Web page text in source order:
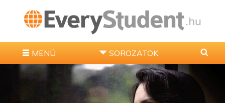
MENÜ SOROZATOK